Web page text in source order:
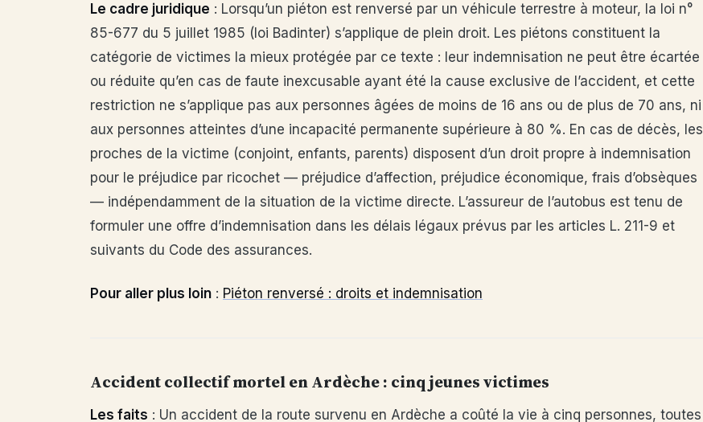
Le cadre juridique : Lorsqu’un piéton est renversé par un véhicule terrestre à moteur, la loi n°
85-677 du 5 juillet 1985 (loi Badinter) s’applique de plein droit. Les piétons constituent la
catégorie de victimes la mieux protégée par ce texte : leur indemnisation ne peut être écartée
ou réduite qu’en cas de faute inexcusable ayant été la cause exclusive de l’accident, et cette
restriction ne s’applique pas aux personnes âgées de moins de 16 ans ou de plus de 70 ans, ni
aux personnes atteintes d’une incapacité permanente supérieure à 80 %. En cas de décès, les
proches de la victime (conjoint, enfants, parents) disposent d’un droit propre à indemnisation
pour le préjudice par ricochet — préjudice d’affection, préjudice économique, frais d’obsèques
— indépendamment de la situation de la victime directe. L’assureur de l’autobus est tenu de
formuler une offre d’indemnisation dans les délais légaux prévus par les articles L. 211-9 et
suivants du Code des assurances.
Pour aller plus loin : Piéton renversé : droits et indemnisation
Accident collectif mortel en Ardèche : cinq jeunes victimes
Les faits : Un accident de la route survenu en Ardèche a coûté la vie à cinq personnes, toutes